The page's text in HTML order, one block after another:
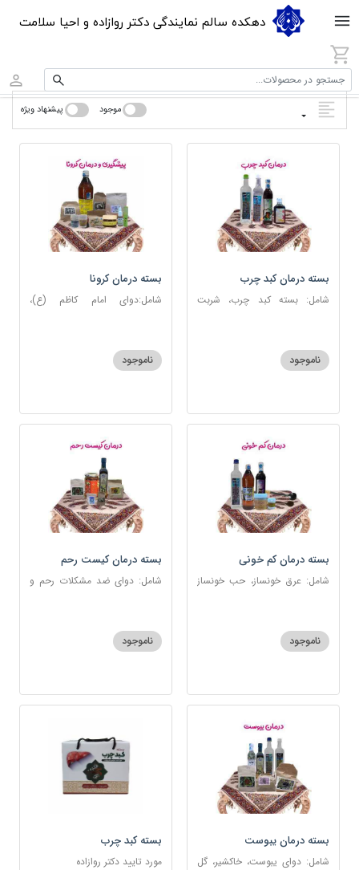
دهکده سالم نمایندگی دکتر روازاده و احیا سلامت
جستجو در محصولات...
موجود پیشنهاد ویژه
بسته درمان کبد چرب
شامل: بسته کبد چرب، شربت
ناموجود
بسته درمان کرونا
شامل:دوای امام کاظم (ع)،
شربت حیات، کندر
ناموجود
بسته درمان کم خونی
شامل: عرق خونساز، حب خونساز
ناموجود
بسته درمان کیست رحم
شامل: دوای ضد مشکلات رحم و
زیتون
ناموجود
بسته درمان یبوست
شامل: دوای یبوست، خاکشیر، گل
بسته کبد چرب
مورد تایید دکتر روازاده